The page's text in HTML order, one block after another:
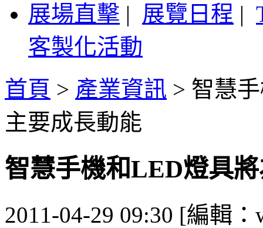
展場直擊 | 展覽日程 |
客製化活動
首頁 > 產業資訊 > 智慧
主要成長動能
智慧手機和LED燈具
2011-04-29 09:30 [編輯：